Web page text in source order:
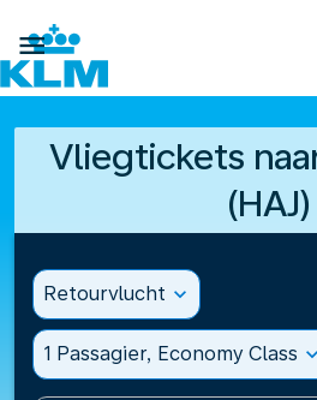

Vliegtickets
(HAJ)
Retourvlucht expand_more
1 Passagier, Economy Class expand_more